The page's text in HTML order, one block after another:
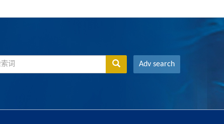
Adv search